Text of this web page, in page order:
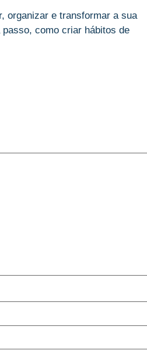
organizar e transformar a sua
como criar hábitos de